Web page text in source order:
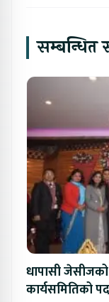
सम्बन्धित
धापासी जेसीजको
कार्यसमितिको